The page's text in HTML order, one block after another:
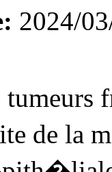
2024/
de la